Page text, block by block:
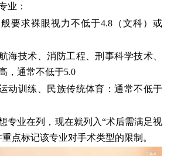
业：
要求裸眼视力不低于4.8（文科）或
海技术、消防工程、刑事科学技术、
，通常不低于5.0
动训练、民族传统体育：通常不低于
专业在列，现在就列入“术后需满足视
点标记该专业对手术类型的限制。